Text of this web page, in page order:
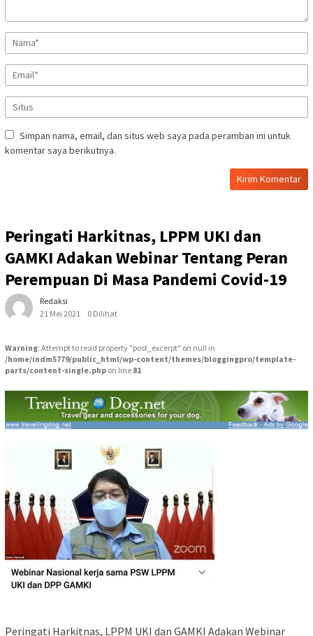
Simpan nama, email, dan situs web saya pada peramban ini untuk
komentar saya berikutnya.
Peringati Harkitnas, LPPM UKI dan
GAMKI Adakan Webinar Tentang Peran
Perempuan Di Masa Pandemi Covid-19
Redaksi
21 Mei 2021
0 Dilihat
Warning: Attempt to read property "post_excerpt" on null in
/home/indm5779/public_html/wp-content/themes/bloggingpro/template-
parts/content-single.php on line 81
Peringati Harkitnas, LPPM UKI dan GAMKI Adakan Webinar